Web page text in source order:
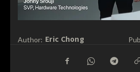
Author: Eric Chong